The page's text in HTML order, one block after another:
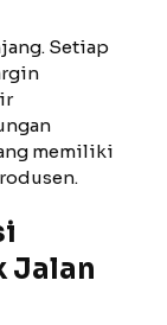
Setiap
memiliki
Jalan